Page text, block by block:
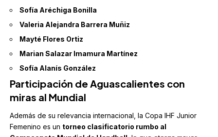
Sofía Aréchiga Bonilla
Valeria Alejandra Barrera Muñiz
Mayté Flores Ortiz
Marian Salazar Imamura Martínez
Sofía Alanís González
Participación de Aguascalientes con
miras al Mundial
Además de su relevancia internacional, la Copa IHF Junior
Femenino es un torneo clasificatorio rumbo al